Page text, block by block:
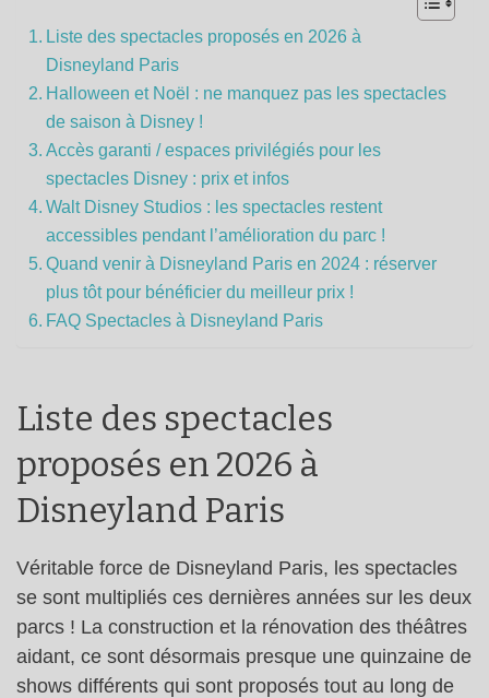
Liste des spectacles proposés en 2026 à
Disneyland Paris
Halloween et Noël : ne manquez pas les spectacles
de saison à Disney !
Accès garanti / espaces privilégiés pour les
spectacles Disney : prix et infos
Walt Disney Studios : les spectacles restent
accessibles pendant l’amélioration du parc !
Quand venir à Disneyland Paris en 2024 : réserver
plus tôt pour bénéficier du meilleur prix !
FAQ Spectacles à Disneyland Paris
Liste des spectacles
proposés en 2026 à
Disneyland Paris
Véritable force de Disneyland Paris, les spectacles
se sont multipliés ces dernières années sur les deux
parcs ! La construction et la rénovation des théâtres
aidant, ce sont désormais presque une quinzaine de
shows différents qui sont proposés tout au long de